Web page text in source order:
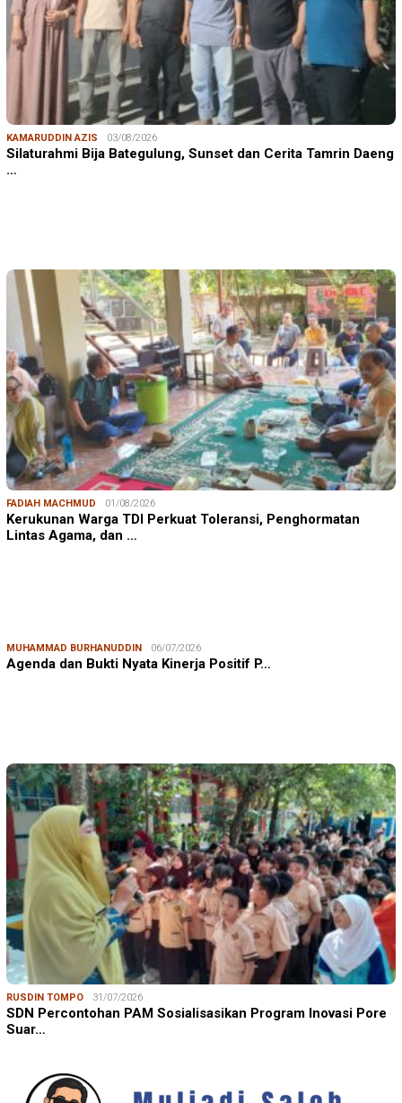
KAMARUDDIN AZIS 03/08/2026
Silaturahmi Bija Bategulung, Sunset dan Cerita Tamrin Daeng
…
FADIAH MACHMUD 01/08/2026
Kerukunan Warga TDI Perkuat Toleransi, Penghormatan
Lintas Agama, dan …
MUHAMMAD BURHANUDDIN 06/07/2026
Agenda dan Bukti Nyata Kinerja Positif P…
RUSDIN TOMPO 31/07/2026
SDN Percontohan PAM Sosialisasikan Program Inovasi Pore
Suar…